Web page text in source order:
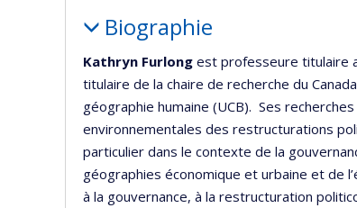
Biographie
Kathryn Furlong est professeure titulaire
titulaire de la chaire de recherche du
géographie humaine (UCB). Ses
environnementales des restructurations
particulier dans le contexte de la
géographies économique et urbaine et de
à la gouvernance, à la restructuration